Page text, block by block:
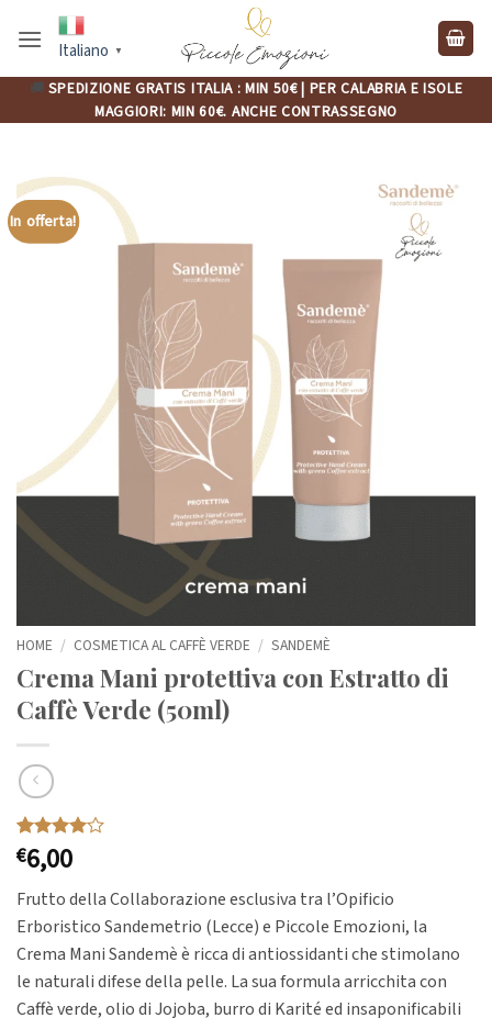
Italiano ▼
🚚 SPEDIZIONE GRATIS ITALIA : MIN 50€ | PER CALABRIA E ISOLE
MAGGIORI: MIN 60€. ANCHE CONTRASSEGNO
In offerta!
HOME / COSMETICA AL CAFFÈ VERDE / SANDEMÈ
Crema Mani protettiva con Estratto di
Caffè Verde (50ml)
Valutato
su 5
di
1
recensioni
€6,00
Frutto della Collaborazione esclusiva tra l’Opificio
Erboristico Sandemetrio (Lecce) e Piccole Emozioni, la
Crema Mani Sandemè è ricca di antiossidanti che stimolano
le naturali difese della pelle. La sua formula arricchita con
Caffè verde, olio di Jojoba, burro di Karité ed insaponificabili